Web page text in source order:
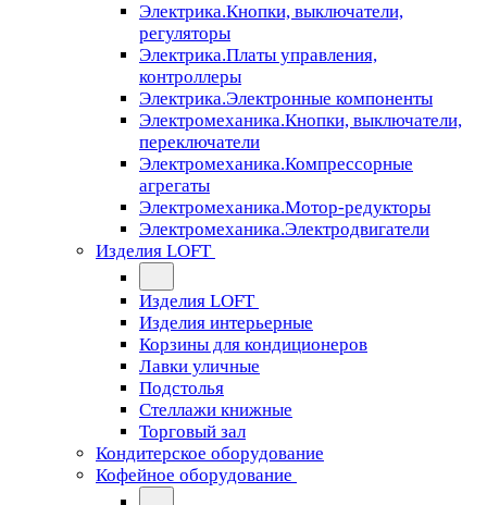
Электрика.Кнопки, выключатели,
регуляторы
Электрика.Платы управления,
контроллеры
Электрика.Электронные компоненты
Электромеханика.Кнопки, выключатели,
переключатели
Электромеханика.Компрессорные
агрегаты
Электромеханика.Мотор-редукторы
Электромеханика.Электродвигатели
Изделия LOFT
Изделия LOFT
Изделия интерьерные
Корзины для кондиционеров
Лавки уличные
Подстолья
Стеллажи книжные
Торговый зал
Кондитерское оборудование
Кофейное оборудование